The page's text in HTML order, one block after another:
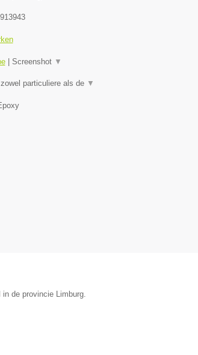
| Screenshot ▼
particuliere als de ▼
de provincie Limburg.